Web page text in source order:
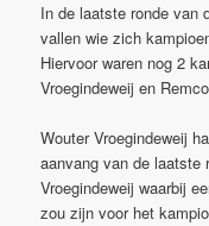
In de laatste ronde van
vallen wie zich
Hiervoor waren nog 2
Vroegindeweij en
Wouter Vroegindeweij
aanvang van de laatste
Vroegindeweij waarbij
zou zijn voor het